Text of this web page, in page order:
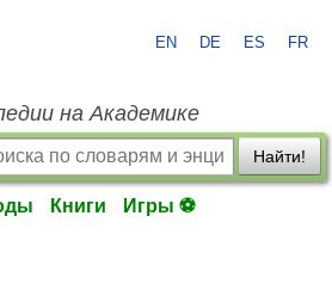
EN DE ES FR
на Академике
Найти!
Книги Игры ⚽